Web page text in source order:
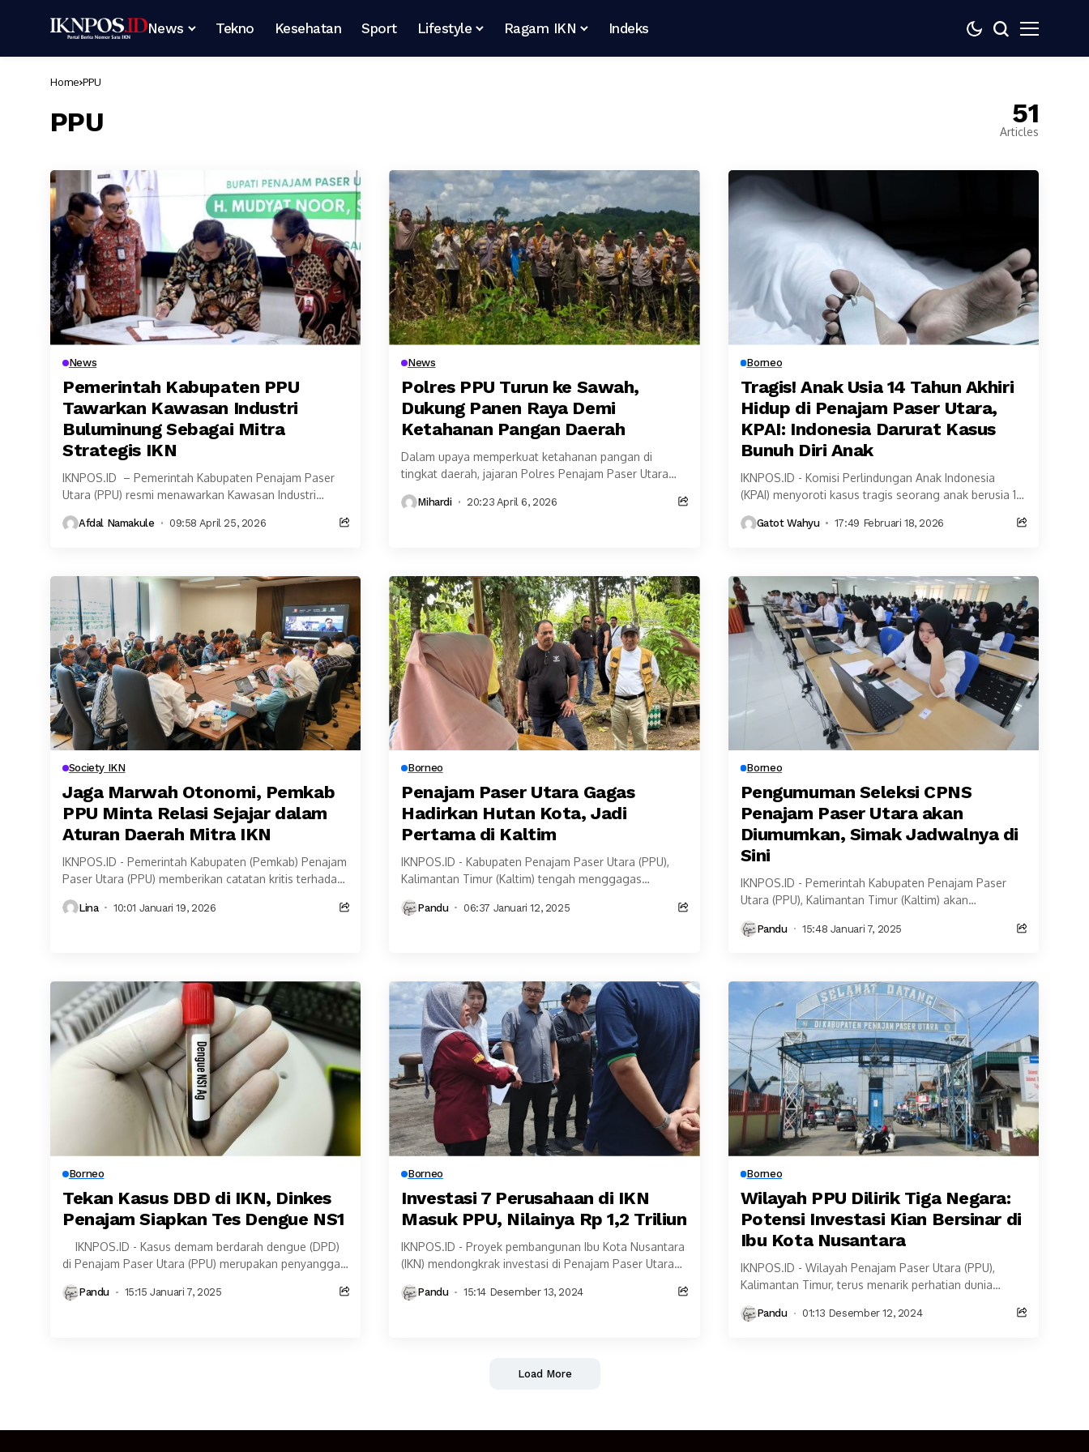
News Tekno Kesehatan Sport Lifestyle Ragam IKN Indeks
Home PPU
PPU 51
Articles
News
Pemerintah Kabupaten PPU
Tawarkan Kawasan Industri
Buluminung Sebagai Mitra
Strategis IKN
IKNPOS.ID – Pemerintah Kabupaten Penajam Paser
Utara (PPU) resmi menawarkan Kawasan Industri
baru yang terintegrasi langsung dengan wilayah...
Afdal Namakule 09:58 April 25, 2026
News
Polres PPU Turun ke Sawah,
Dukung Panen Raya Demi
Ketahanan Pangan Daerah
Dalam upaya memperkuat ketahanan pangan di
tingkat daerah, jajaran Polres Penajam Paser Utara
Mihardi 20:23 April 6, 2026
Borneo
Tragis! Anak Usia 14 Tahun Akhiri
Hidup di Penajam Paser Utara,
KPAI: Indonesia Darurat Kasus
Bunuh Diri Anak
IKNPOS.ID - Komisi Perlindungan Anak Indonesia
(KPAI) menyoroti kasus tragis seorang anak berusia 14
Utara...
Gatot Wahyu 17:49 Februari 18, 2026
Society IKN
Jaga Marwah Otonomi, Pemkab
PPU Minta Relasi Sejajar dalam
Aturan Daerah Mitra IKN
IKNPOS.ID - Pemerintah Kabupaten (Pemkab) Penajam
Paser Utara (PPU) memberikan catatan kritis terhadap
mekanisme penetapan "Daerah...
Lina 10:01 Januari 19, 2026
Borneo
Penajam Paser Utara Gagas
Hadirkan Hutan Kota, Jadi
Pertama di Kaltim
IKNPOS.ID - Kabupaten Penajam Paser Utara (PPU),
Kalimantan Timur (Kaltim) tengah menggagas
hutan kota ini akan...
Pandu 06:37 Januari 12, 2025
Borneo
Pengumuman Seleksi CPNS
Penajam Paser Utara akan
Diumumkan, Simak Jadwalnya di
Sini
IKNPOS.ID - Pemerintah Kabupaten Penajam Paser
Utara (PPU), Kalimantan Timur (Kaltim) akan
Sipil (CPNS). Hasil seleksi CPNS...
Pandu 15:48 Januari 7, 2025
Borneo
Tekan Kasus DBD di IKN, Dinkes
Penajam Siapkan Tes Dengue NS1
IKNPOS.ID - Kasus demam berdarah dengue (DPD)
di Penajam Paser Utara (PPU) merupakan penyangga
Turunkan...
Pandu 15:15 Januari 7, 2025
Borneo
Investasi 7 Perusahaan di IKN
Masuk PPU, Nilainya Rp 1,2 Triliun
IKNPOS.ID - Proyek pembangunan Ibu Kota Nusantara
(IKN) mendongkrak investasi di Penajam Paser Utara
masuk...
Pandu 15:14 Desember 13, 2024
Borneo
Wilayah PPU Dilirik Tiga Negara:
Potensi Investasi Kian Bersinar di
Ibu Kota Nusantara
IKNPOS.ID - Wilayah Penajam Paser Utara (PPU),
Kalimantan Timur, terus menarik perhatian dunia
Nusantara (IKN), wilayah...
Pandu 01:13 Desember 12, 2024
Load More